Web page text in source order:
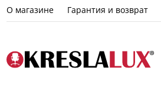
О магазине Гарантия и возврат